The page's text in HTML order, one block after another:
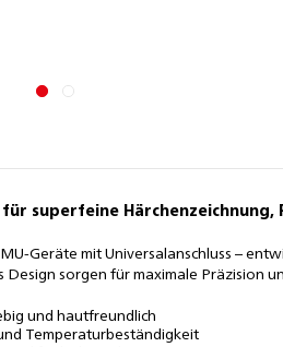
superfeine
Geräte mit Universalanschluss –
sorgen für maximale Präzision
und hautfreundlich
Temperaturbeständigkeit